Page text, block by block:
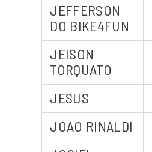
JEFFERSON
DO BIKE4FUN
JEISON
TORQUATO
JESUS
JOAO RINALDI